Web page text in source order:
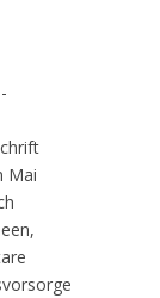
Mai